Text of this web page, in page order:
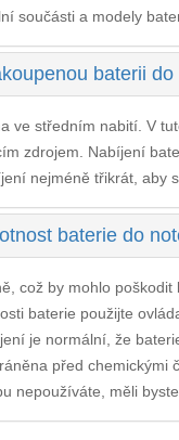
součásti a modely
baterii
ve středním nabití. V
zdrojem. Nabíjení
nejméně třikrát, aby
baterie do
což by mohlo poškodit
baterie použijte
je normální, že
před chemickými
nepoužíváte, měli